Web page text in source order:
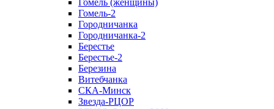
Гомель (женщины)
Гомель-2
Городничанка
Городничанка-2
Берестье
Берестье-2
Березина
Витебчанка
СКА-Минск
Звезда-РЦОР